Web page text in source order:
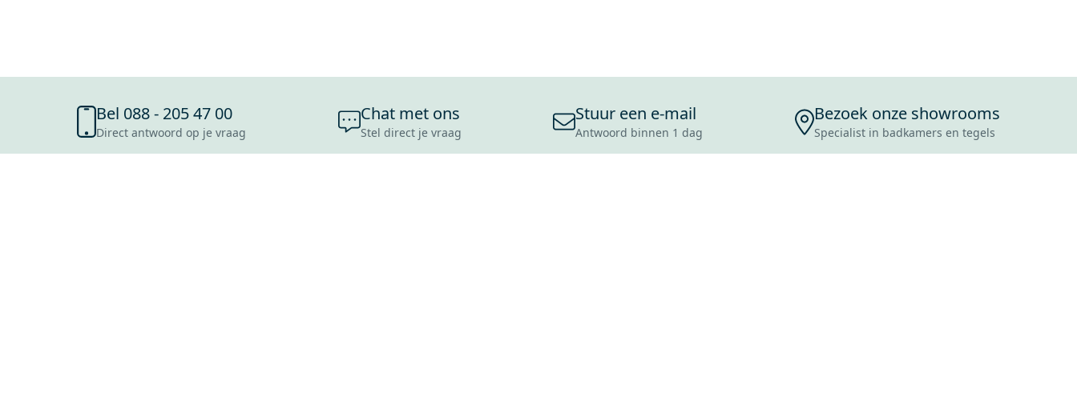
Bel 088 - 205 47 00
Direct antwoord op je vraag
Chat met ons
Stel direct je vraag
Stuur een e-mail
Antwoord binnen 1 dag
Bezoek onze showrooms
Specialist in badkamers en tegels